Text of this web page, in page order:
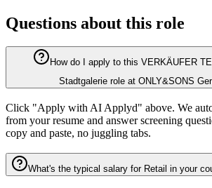
Questions about this role
How do I apply to this VERKÄUFER
Stadtgalerie role at ONLY&SONS
Click "Apply with AI Applyd" above. We
from your resume and answer screening
copy and paste, no juggling tabs.
What's the typical salary for Retail in your